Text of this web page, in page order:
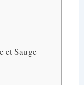
et Sauge